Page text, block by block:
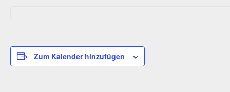
Zum Kalender hinzufügen